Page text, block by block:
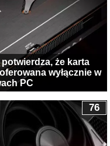
że karta
wyłącznie w
PC
76